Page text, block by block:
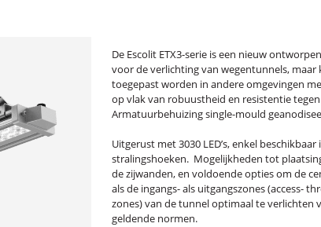
De Escolit ETX3-serie is een nieuw
voor de verlichting van wegentunnels, maar
toegepast worden in andere omgevingen
op vlak van robuustheid en resistentie
Armatuurbehuizing single-mould
Uitgerust met 3030 LED’s, enkel beschikbaar
stralingshoeken. Mogelijkheden tot
de zijwanden, en voldoende opties om de
als de ingangs- als uitgangszones (access-
zones) van de tunnel optimaal te verlichten
geldende normen.